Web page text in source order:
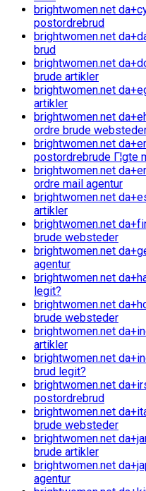
brightwomen.net
postordrebrud
brightwomen.net
brud
brightwomen.net
brude artikler
brightwomen.net
artikler
brightwomen.net
ordre brude
brightwomen.net
postordrebrude Г¦gte
brightwomen.net
ordre mail agentur
brightwomen.net
artikler
brightwomen.net
brude websteder
brightwomen.net
agentur
brightwomen.net
legit?
brightwomen.net
brude websteder
brightwomen.net
artikler
brightwomen.net
brud legit?
brightwomen.net
postordrebrud
brightwomen.net
brude websteder
brightwomen.net
brude artikler
brightwomen.net
agentur